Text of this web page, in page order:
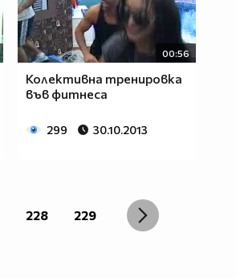
00:56
Колективна тренировка
във фитнеса
299 30.10.2013
228 229